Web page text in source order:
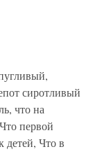
сиротливый
что на
первой
детей, Что в